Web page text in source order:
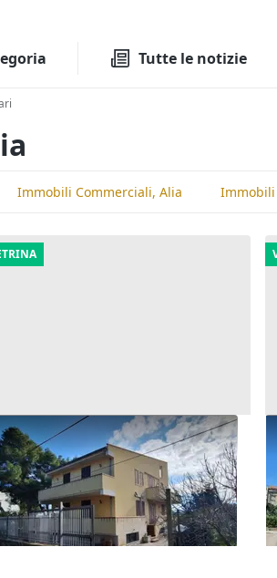
Tutte le notizie
Immobili Commerciali, Alia
Palazzina residenziale con
Altavilla Milicia (Palermo)
€
16/09/2026